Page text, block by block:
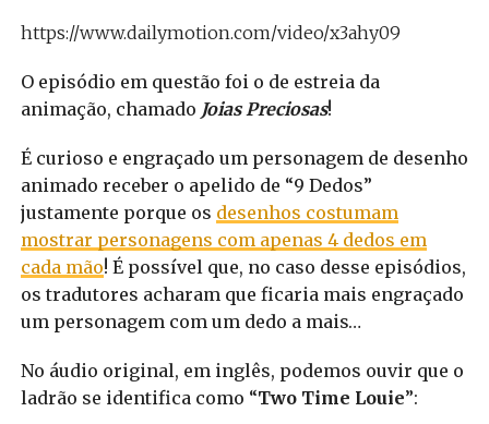
https://www.dailymotion.com/video/x3ahy09
O episódio em questão foi o de estreia da
animação, chamado Joias Preciosas!
É curioso e engraçado um personagem de desenho
animado receber o apelido de “9 Dedos”
justamente porque os desenhos costumam
mostrar personagens com apenas 4 dedos em
cada mão! É possível que, no caso desse episódios,
os tradutores acharam que ficaria mais engraçado
um personagem com um dedo a mais…
No áudio original, em inglês, podemos ouvir que o
ladrão se identifica como “Two Time Louie”: